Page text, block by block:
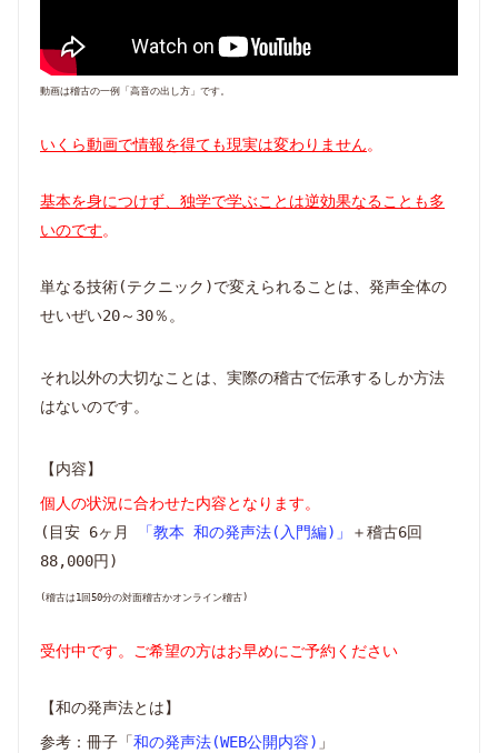
動画は稽古の一例「高音の出し方」です。
いくら動画で情報を得ても現実は変わりません。
基本を身につけず、独学で学ぶことは逆効果なることも多
いのです。
単なる技術(テクニック)で変えられることは、発声全体の
せいぜい20～30％。
それ以外の大切なことは、実際の稽古で伝承するしか方法
はないのです。
【内容】
個人の状況に合わせた内容となります。
(目安 6ヶ月
「教本 和の発声法(入門編)」
＋稽古6回
88,000円)
(稽古は1回50分の対面稽古かオンライン稽古)
受付中です。ご希望の方はお早めにご予約ください
【和の発声法とは】
参考：冊子「和の発声法(WEB公開内容) 」